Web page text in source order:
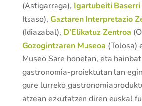
(Astigarraga), Igartubeiti Baserri
Itsaso), Gaztaren Interpretazio
(Idiazabal), D’Elikatuz Zentroa
Gozogintzaren Museoa (Tolosa)
Museo Sare honetan, eta
gastronomia-proiektutan lan
gure lurreko
atzean ezkutatzen diren euskal